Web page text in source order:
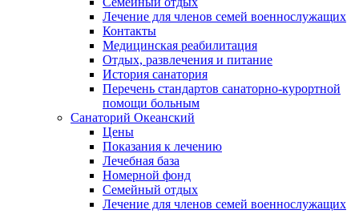
Лечение для членов семей военнослужащих
Контакты
Медицинская реабилитация
Отдых, развлечения и питание
История санатория
Перечень стандартов санаторно-курортной
помощи больным
Санаторий Океанский
Цены
Показания к лечению
Лечебная база
Номерной фонд
Семейный отдых
Лечение для членов семей военнослужащих